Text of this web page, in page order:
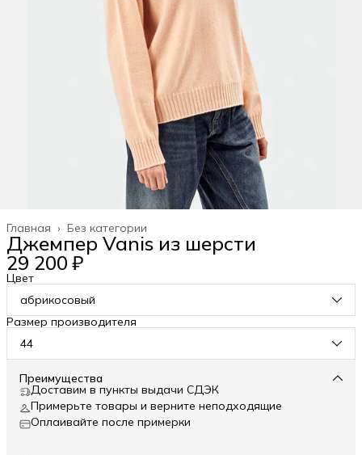
Без категории
Главная ›
Джемпер Vanis из шерсти
29 200 ₽
Цвет
абрикосовый
Размер производителя
44
Преимущества
Доставим в пункты выдачи СДЭК
Примерьте товары и верните неподходящие
Оплаивайте после примерки